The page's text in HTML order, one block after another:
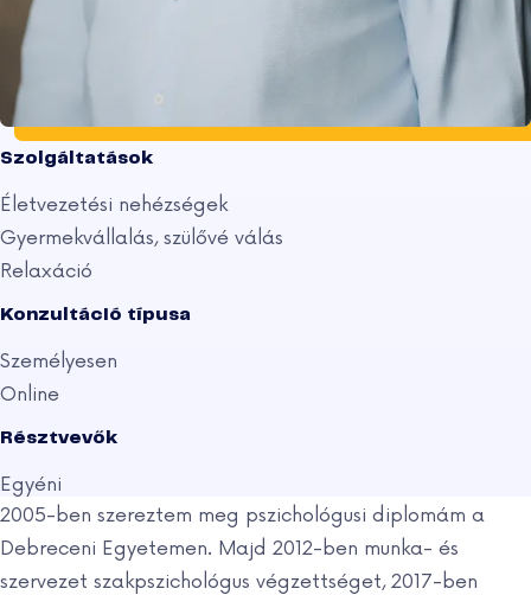
Szolgáltatások
Életvezetési nehézségek
Gyermekvállalás, szülővé válás
Relaxáció
Konzultáció típusa
Személyesen
Online
Résztvevők
Egyéni
2005-ben szereztem meg pszichológusi diplomám a
Debreceni Egyetemen. Majd 2012-ben munka- és
szervezet szakpszichológus végzettséget, 2017-ben